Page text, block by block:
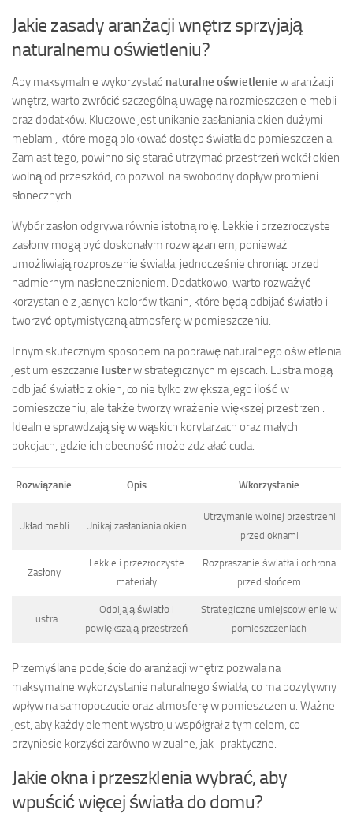
Jakie zasady aranżacji wnętrz sprzyjają
naturalnemu oświetleniu?
Aby maksymalnie wykorzystać naturalne oświetlenie w aranżacji
wnętrz, warto zwrócić szczególną uwagę na rozmieszczenie mebli
oraz dodatków. Kluczowe jest unikanie zasłaniania okien dużymi
meblami, które mogą blokować dostęp światła do pomieszczenia.
Zamiast tego, powinno się starać utrzymać przestrzeń wokół okien
wolną od przeszkód, co pozwoli na swobodny dopływ promieni
słonecznych.
Wybór zasłon odgrywa równie istotną rolę. Lekkie i przezroczyste
zasłony mogą być doskonałym rozwiązaniem, ponieważ
umożliwiają rozproszenie światła, jednocześnie chroniąc przed
nadmiernym nasłonecznieniem. Dodatkowo, warto rozważyć
korzystanie z jasnych kolorów tkanin, które będą odbijać światło i
tworzyć optymistyczną atmosferę w pomieszczeniu.
Innym skutecznym sposobem na poprawę naturalnego oświetlenia
jest umieszczanie lusterw strategicznych miejscach. Lustra mogą
odbijać światło z okien, co nie tylko zwiększa jego ilość w
pomieszczeniu, ale także tworzy wrażenie większej przestrzeni.
Idealnie sprawdzają się w wąskich korytarzach oraz małych
pokojach, gdzie ich obecność może zdziałać cuda.
Rozwiązanie Opis Wkorzystanie
Układ mebli Unikaj zasłaniania okien
Utrzymanie wolnej przestrzeni
przed oknami
Zasłony
Lekkie i przezroczyste
materiały
Rozpraszanie światła i ochrona
przed słońcem
Lustra
Odbijają światło i
powiększają przestrzeń
Strategiczne umiejscowienie w
pomieszczeniach
Przemyślane podejście do aranżacji wnętrz pozwala na
maksymalne wykorzystanie naturalnego światła, co ma pozytywny
wpływ na samopoczucie oraz atmosferę w pomieszczeniu. Ważne
jest, aby każdy element wystroju współgrał z tym celem, co
przyniesie korzyści zarówno wizualne, jak i praktyczne.
Jakie okna i przeszklenia wybrać, aby
wpuścić więcej światła do domu?